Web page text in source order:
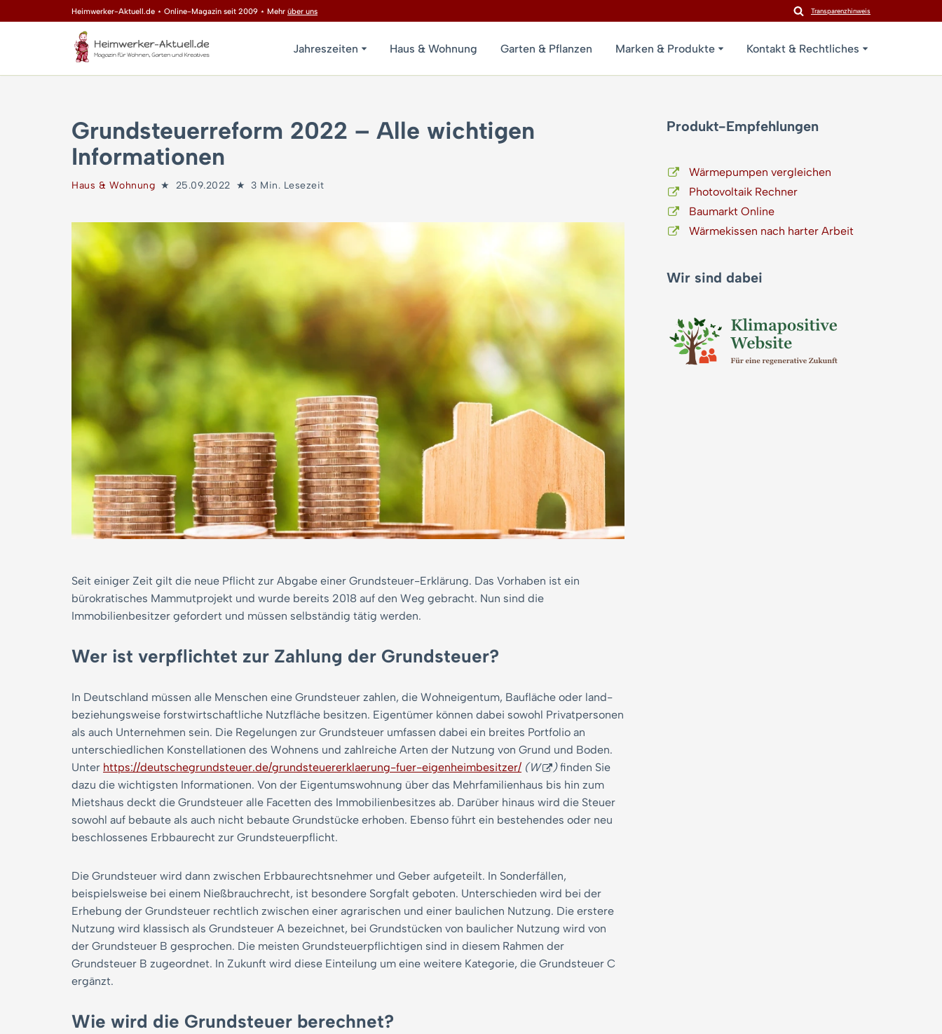
springen
Heimwerker-Aktuell.de ⋆ Online-Magazin seit 2009 ⋆ Mehr über uns Transparenzhinweis
Jahreszeiten Haus & Wohnung Garten & Pflanzen Marken & Produkte Kontakt & Rechtliches
Grundsteuerreform 2022 – Alle wichtigen
Informationen
Haus & Wohnung 25.09.2022 3 Min. Lesezeit
Seit einiger Zeit gilt die neue Pflicht zur Abgabe einer Grundsteuer-Erklärung. Das Vorhaben ist ein
bürokratisches Mammutprojekt und wurde bereits 2018 auf den Weg gebracht. Nun sind die
Immobilienbesitzer gefordert und müssen selbständig tätig werden.
Wer ist verpflichtet zur Zahlung der Grundsteuer?
In Deutschland müssen alle Menschen eine Grundsteuer zahlen, die Wohneigentum, Baufläche oder land-
beziehungsweise forstwirtschaftliche Nutzfläche besitzen. Eigentümer können dabei sowohl Privatpersonen
als auch Unternehmen sein. Die Regelungen zur Grundsteuer umfassen dabei ein breites Portfolio an
unterschiedlichen Konstellationen des Wohnens und zahlreiche Arten der Nutzung von Grund und Boden.
Unter https://deutschegrundsteuer.de/grundsteuererklaerung-fuer-eigenheimbesitzer/ (W )finden Sie
dazu die wichtigsten Informationen. Von der Eigentumswohnung über das Mehrfamilienhaus bis hin zum
Mietshaus deckt die Grundsteuer alle Facetten des Immobilienbesitzes ab. Darüber hinaus wird die Steuer
sowohl auf bebaute als auch nicht bebaute Grundstücke erhoben. Ebenso führt ein bestehendes oder neu
beschlossenes Erbbaurecht zur Grundsteuerpflicht.
Die Grundsteuer wird dann zwischen Erbbaurechtsnehmer und Geber aufgeteilt. In Sonderfällen,
beispielsweise bei einem Nießbrauchrecht, ist besondere Sorgfalt geboten. Unterschieden wird bei der
Erhebung der Grundsteuer rechtlich zwischen einer agrarischen und einer baulichen Nutzung. Die erstere
Nutzung wird klassisch als Grundsteuer A bezeichnet, bei Grundstücken von baulicher Nutzung wird von
der Grundsteuer B gesprochen. Die meisten Grundsteuerpflichtigen sind in diesem Rahmen der
Grundsteuer B zugeordnet. In Zukunft wird diese Einteilung um eine weitere Kategorie, die Grundsteuer C
ergänzt.
Wie wird die Grundsteuer berechnet?
Produkt-Empfehlungen
Wärmepumpen vergleichen
Photovoltaik Rechner
Baumarkt Online
Wärmekissen nach harter Arbeit
Wir sind dabei